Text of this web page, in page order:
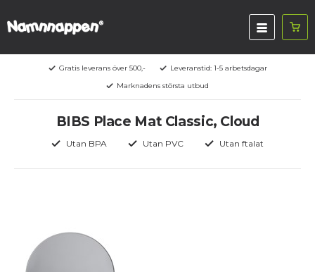
Gratis leverans över 500,-
Leveranstid: 1-5 arbetsdagar
Marknadens största utbud
BIBS Place Mat Classic, Cloud
Utan BPA Utan PVC Utan ftalat